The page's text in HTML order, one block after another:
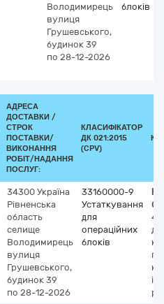
Володимирець
вулиця
Грушевського,
будинок 39
по 28-12-2026
блоків
АДРЕСА
ДОСТАВКИ /
СТРОК
ПОСТАВКИ/
ВИКОНАННЯ
РОБІТ/НАДАННЯ
ПОСЛУГ:
КЛАСИФІКАТОР
ДК 021:2015
(CPV)
34300 Україна
Рівненська
область
селище
Володимирець
вулиця
Грушевського,
будинок 39
по 28-12-2026
33160000-9
Устаткування
для
операційних
блоків